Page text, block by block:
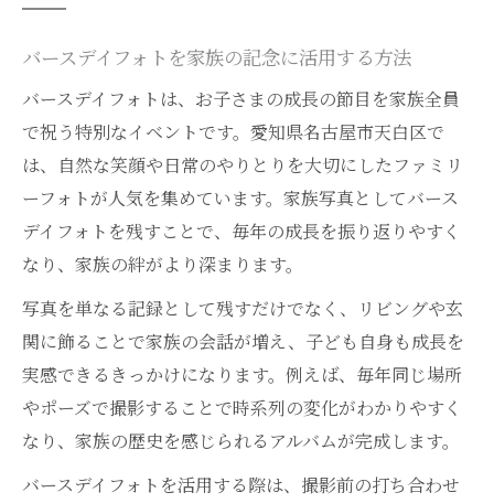
バースデイフォトを家族の記念に活用する方法
バースデイフォトは、お子さまの成長の節目を家族全員
で祝う特別なイベントです。愛知県名古屋市天白区で
は、自然な笑顔や日常のやりとりを大切にしたファミリ
ーフォトが人気を集めています。家族写真としてバース
デイフォトを残すことで、毎年の成長を振り返りやすく
なり、家族の絆がより深まります。
写真を単なる記録として残すだけでなく、リビングや玄
関に飾ることで家族の会話が増え、子ども自身も成長を
実感できるきっかけになります。例えば、毎年同じ場所
やポーズで撮影することで時系列の変化がわかりやすく
なり、家族の歴史を感じられるアルバムが完成します。
バースデイフォトを活用する際は、撮影前の打ち合わせ